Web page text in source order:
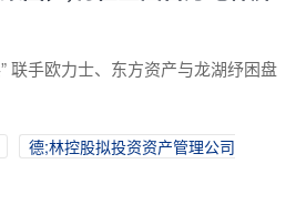
” 联手欧力士、东方资产与龙湖纾困盘
德;林控股拟投资资产管理公司